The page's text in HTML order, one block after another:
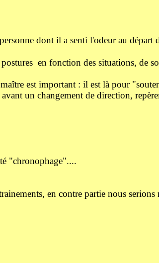
personne dont il a senti l'odeur au départ
en fonction des situations, de
est important : il est là pour
un changement de direction,
"chronophage"....
en contre partie nous